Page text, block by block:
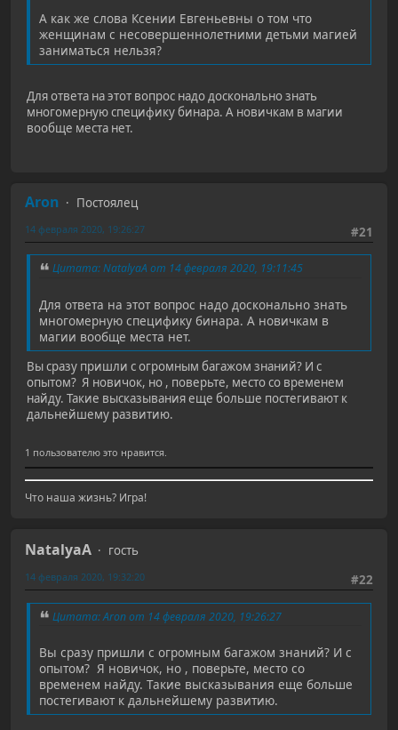
А как же слова Ксении Евгеньевны о том что
женщинам с несовершеннолетними детьми магией
заниматься нельзя?
Для ответа на этот вопрос надо досконально знать
многомерную специфику бинара. А новичкам в магии
вообще места нет.
Aron
Постоялец
#21
14 февраля 2020, 19:26:27
Цитата: NatalyaA от 14 февраля 2020, 19:11:45
Для ответа на этот вопрос надо досконально знать
многомерную специфику бинара. А новичкам в
магии вообще места нет.
Вы сразу пришли с огромным багажом знаний? И с
опытом? Я новичок, но , поверьте, место со временем
найду. Такие высказывания еще больше постегивают к
дальнейшему развитию.
1 пользователю это нравится.
Что наша жизнь? Игра!
NatalyaA
гость
#22
14 февраля 2020, 19:32:20
Цитата: Aron от 14 февраля 2020, 19:26:27
Вы сразу пришли с огромным багажом знаний? И с
опытом? Я новичок, но , поверьте, место со
временем найду. Такие высказывания еще больше
постегивают к дальнейшему развитию.